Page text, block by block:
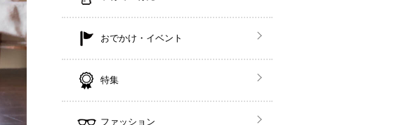
おでかけ・イベント
特集
ファッション